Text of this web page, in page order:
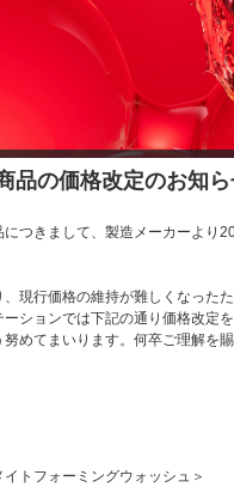
品の価格改定のお知
つきまして、製造メーカーより
現行価格の維持が難しくなった
ションでは下記の通り価格改定
めてまいります。何卒ご理解を
トフォーミングウォッシュ＞